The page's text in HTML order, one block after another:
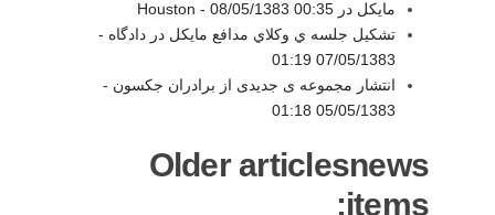
مايكل در Houston - 08/05/1383 00:35
تشكيل جلسه ي وكلاي مدافع مايكل در دادگاه -
07/05/1383 01:19
انتشار مجموعه ی جدیدی از برادران جکسون -
05/05/1383 01:18
Older articlesnews
items: